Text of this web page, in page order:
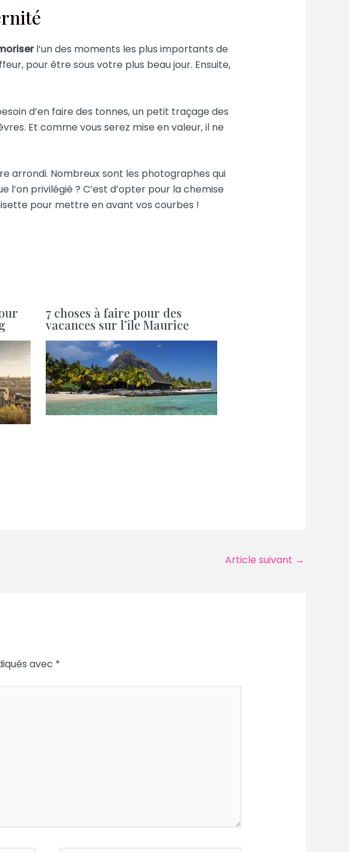
l’un des moments les plus importants de
pour être sous votre plus beau jour. Ensuite,
d’en faire des tonnes, un petit traçage des
Et comme vous serez mise en valeur, il ne
arrondi. Nombreux sont les photographes qui
l’on privilégié ? C’est d’opter pour la chemise
pour mettre en avant vos courbes !
7 choses à faire pour des
vacances sur l’île Maurice
Article suivant →
avec *